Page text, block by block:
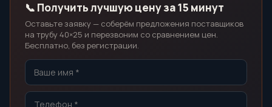
📞 Получить лучшую цену за 15 минут
Оставьте заявку — соберём предложения поставщиков
на трубу 40×25 и перезвоним со сравнением цен.
Бесплатно, без регистрации.